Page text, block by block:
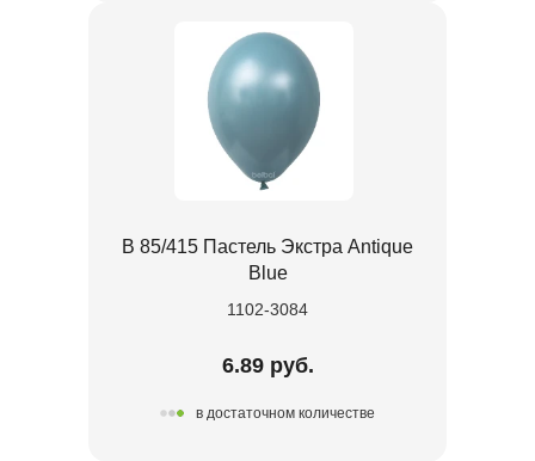
В 85/415 Пастель Экстра Antique
Blue
1102-3084
6.89 руб.
в достаточном количестве